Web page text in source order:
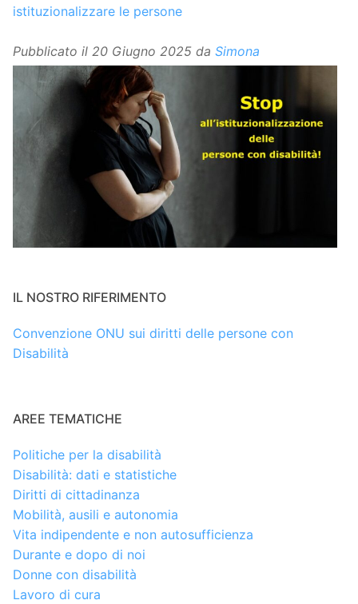
istituzionalizzare le persone
Pubblicato il 20 Giugno 2025 da Simona
IL NOSTRO RIFERIMENTO
Convenzione ONU sui diritti delle persone con
Disabilità
AREE TEMATICHE
Politiche per la disabilità
Disabilità: dati e statistiche
Diritti di cittadinanza
Mobilità, ausili e autonomia
Vita indipendente e non autosufficienza
Durante e dopo di noi
Donne con disabilità
Lavoro di cura